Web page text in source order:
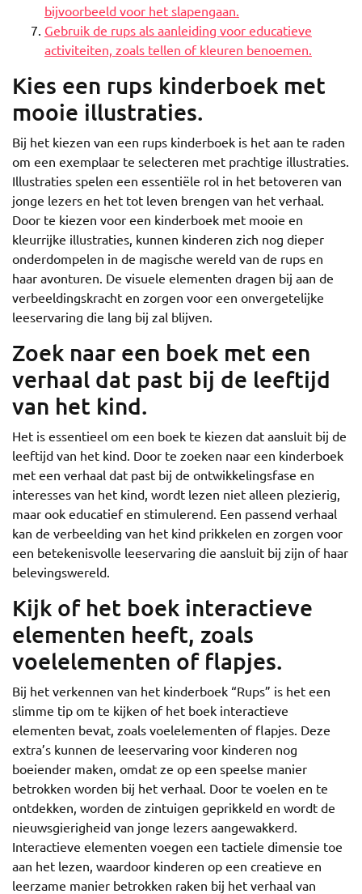
bijvoorbeeld voor het slapengaan.
Gebruik de rups als aanleiding voor educatieve
activiteiten, zoals tellen of kleuren benoemen.
Kies een rups kinderboek met
mooie illustraties.
Bij het kiezen van een rups kinderboek is het aan te raden
om een exemplaar te selecteren met prachtige illustraties.
Illustraties spelen een essentiële rol in het betoveren van
jonge lezers en het tot leven brengen van het verhaal.
Door te kiezen voor een kinderboek met mooie en
kleurrijke illustraties, kunnen kinderen zich nog dieper
onderdompelen in de magische wereld van de rups en
haar avonturen. De visuele elementen dragen bij aan de
verbeeldingskracht en zorgen voor een onvergetelijke
leeservaring die lang bij zal blijven.
Zoek naar een boek met een
verhaal dat past bij de leeftijd
van het kind.
Het is essentieel om een boek te kiezen dat aansluit bij de
leeftijd van het kind. Door te zoeken naar een kinderboek
met een verhaal dat past bij de ontwikkelingsfase en
interesses van het kind, wordt lezen niet alleen plezierig,
maar ook educatief en stimulerend. Een passend verhaal
kan de verbeelding van het kind prikkelen en zorgen voor
een betekenisvolle leeservaring die aansluit bij zijn of haar
belevingswereld.
Kijk of het boek interactieve
elementen heeft, zoals
voelelementen of flapjes.
Bij het verkennen van het kinderboek “Rups” is het een
slimme tip om te kijken of het boek interactieve
elementen bevat, zoals voelelementen of flapjes. Deze
extra’s kunnen de leeservaring voor kinderen nog
boeiender maken, omdat ze op een speelse manier
betrokken worden bij het verhaal. Door te voelen en te
ontdekken, worden de zintuigen geprikkeld en wordt de
nieuwsgierigheid van jonge lezers aangewakkerd.
Interactieve elementen voegen een tactiele dimensie toe
aan het lezen, waardoor kinderen op een creatieve en
leerzame manier betrokken raken bij het verhaal van